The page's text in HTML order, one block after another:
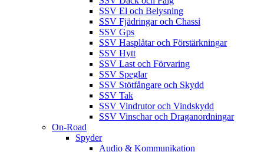
SSV El och Belysning
SSV Fjädringar och Chassi
SSV Gps
SSV Hasplåtar och Förstärkningar
SSV Hytt
SSV Last och Förvaring
SSV Speglar
SSV Stötfångare och Skydd
SSV Tak
SSV Vindrutor och Vindskydd
SSV Vinschar och Draganordningar
On-Road
Spyder
Audio & Kommunikation